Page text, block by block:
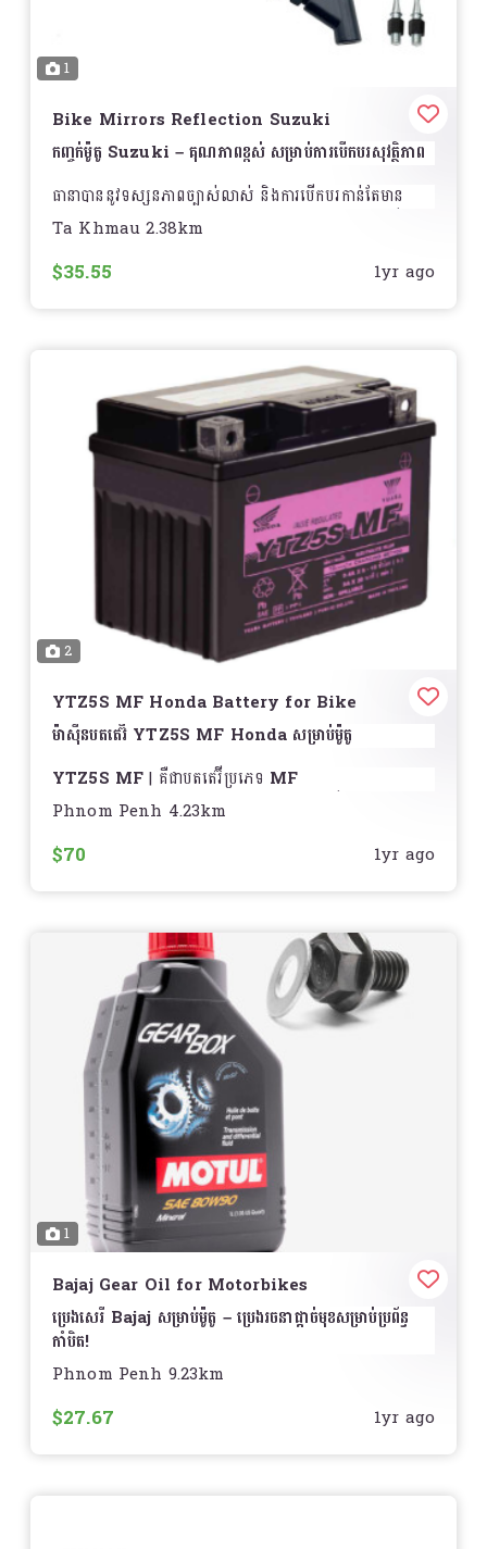
1
Bike Mirrors Reflection Suzuki
កញ្ចក់ម៉ូតូ Suzuki – គុណភាពខ្ពស់ សម្រាប់ការបើកបរសុវត្ថិភាព
ធានាបាននូវទស្សនភាពច្បាស់លាស់ និងការបើកបរកាន់តែមាន
សុវត្ថិភាពជាមួយកញ្ចក់ម៉ូតូ Suzuki
លក្ខណៈពិសេស
ការរចនាថ្មី – មានលក្ខណៈទំនើប ផ្ដល់ឲ្យម៉ូតូរបស់អ្នកមានរូបរាង
ធន់នឹងការច្រេះ និងអាកាសធាតុ – បង្កើនអាយុកាលប្រើប្រាស់
ដោះស្រាយងាយស្រួល – អាចជំនួសបានងាយ និងសមស្របនឹង
ម៉ូតូ Suzuki
សមស្របសម្រាប់ម៉ូតូ Suzuki
– ដូចជាSmash, Nex,
Raider, GD110, Address, Burgman, Gixxer
ងាយស្រួល និងអាចប្រើជំនួសកញ្ចក់ដើមបាន
តម្លៃ សូមទាក់ទងសម្រាប់ព័ត៌មានលម្អិត
បង្កើនសុវត្ថិភាព និងផ្ដល់ស្ទីលថ្មីទៅម៉ូតូ Suzuki របស់អ្នក!
Ta Khmau 2.38km
$35.55 1yr ago
2
YTZ5S MF Honda Battery for Bike
ម៉ាស៊ីនបតតេរ៊ី YTZ5S MF Honda សម្រាប់ម៉ូតូ
YTZ5S MF គឺជាបតតេរ៊ីប្រភេទ MF
(Maintenance-Free)
ការប្រើប្រាស់ជាប្រចាំ
Maintenance-Free (MF)
– មិនត្រូវការតាមដាន
ស្រោចទឹក (សំបកមិនអាចបើកបាន) ហើយអាចប្រើប្រាស់បានដោយ
មិនចាំបាច់ថែទាំ
សមត្ថភាពខ្ពស់ – មានថាមពលលើសគ្រប់គ្រាន់សម្រាប់ម៉ូតូ
Honda និងជួយដំណើរការម៉ាស៊ីនបានល្អប្រសើរ
ធន់នឹងការប្រើប្រាស់យូរ – មានជីវិតប្រើប្រាស់ដ៏វែង និងប្រសិទ្ធភាព
ក្នុងការផ្តល់ថាមពលឲ្យម៉ូតូជាប្រចាំ
ប្រព័ន្ធខ្យល់បែបថាស – ផ្តល់ថាមពលយ៉ាងមានប្រសិទ្ធិភាពដើម្បីធ្វើ
ឲ្យម៉ាស៊ីនធ្វើការបានល្អប្រសើរ
សមស្របសម្រាប់ម៉ូតូ Honda – ដូចជា
Dream, Scoopy, CBR, CB Series
ផ្សេងៗ
ងាយស្រួលពេលដែលត្រូវការជំនួស
តម្លៃសូមទាក់ទងសម្រាប់ព័ត៌មានលម្អិត
ជ្រើសរើស YTZ5S MF Honda Battery ដើម្បីធានាបាន
គ្រប់គ្រងដោយប្រសិទ្ធភាពខ្ពស់!
Phnom Penh 4.23km
$70 1yr ago
1
Bajaj Gear Oil for Motorbikes
ប្រេងសេរី Bajaj សម្រាប់ម៉ូតូ – ប្រេងរចនាផ្តាច់មុខសម្រាប់ប្រព័ន្ធ
កាំបិត!
រក្សាការបើកបររបស់អ្នកឲ្យរលូន និងការពារកម្រិតខ្ពស់ជាមួយ
សេរី Bajaj
ដែលបង្កើតសម្រាប់ម៉ូតូ ដើម្បីធានាការប្រើប្រាស់
ប្រសើរជាងមុន
Phnom Penh 9.23km
$27.67 1yr ago